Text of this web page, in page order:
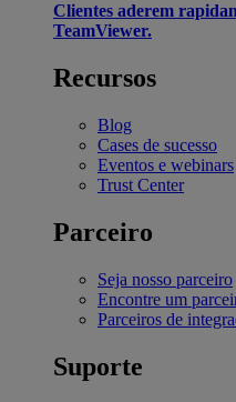
Clientes aderem
TeamViewer.
Recursos
Blog
Cases de sucesso
Eventos e webinars
Trust Center
Parceiro
Seja nosso parceiro
Encontre um
Parceiros de
Suporte